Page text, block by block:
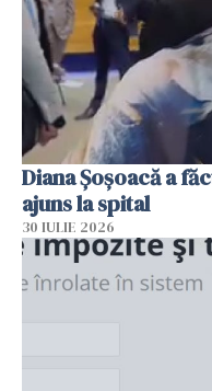
Diana Șoșoacă a
ajuns la spital
30 IULIE 2026